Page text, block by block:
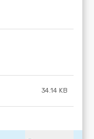
34.14 KB